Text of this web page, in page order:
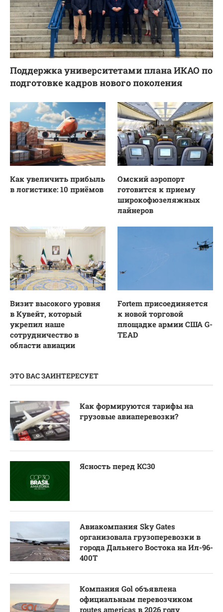
Поддержка университетами плана ИКАО по
подготовке кадров нового поколения
Как увеличить прибыль
в логистике: 10 приёмов
Омский аэропорт
готовится к приему
широкофюзеляжных
лайнеров
Визит высокого уровня
в Кувейт, который
укрепил наше
сотрудничество в
области авиации
Fortem присоединяется
к новой торговой
площадке армии США G-
TEAD
ЭТО ВАС ЗАИНТЕРЕСУЕТ
Как формируются тарифы на
грузовые авиаперевозки?
Ясность перед КС30
Авиакомпания Sky Gates
организовала грузоперевозки в
города Дальнего Востока на Ил-96-
400Т
Компания Gol объявлена
официальным перевозчиком
routes americas в 2026 году